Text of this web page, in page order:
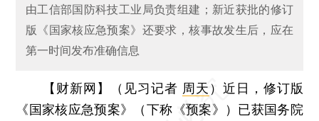
由工信部国防科技工业局负责组建；新近获批的修订
版《国家核应急预案》还要求，核事故发生后，应在
第一时间发布准确信息
【财新网】（见习记者 周天 ） 近日，修订版
《国家核应急预案》（下称《预案》）已获国务院